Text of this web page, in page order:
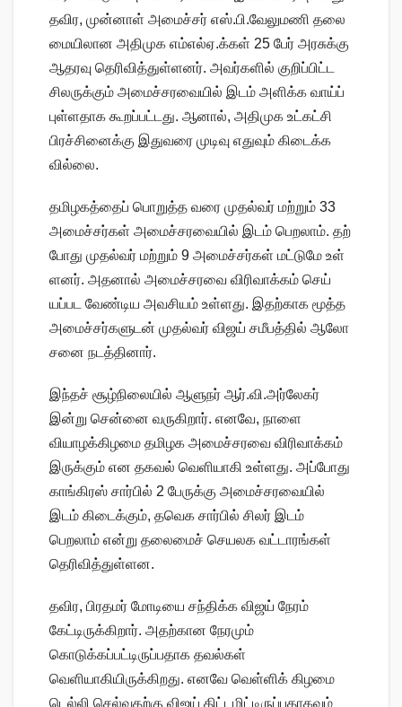
தவிர, முன்​னாள் அமைச்​சர் எஸ்​.பி.வேலுமணி தலை​
மையி​லான அதி​முக எம்​எல்​ஏ.க்​கள் 25 பேர் அரசுக்கு
ஆதரவு தெரி​வித்​துள்​ளனர். அவர்​களில் குறிப்​பிட்ட
சிலருக்​கும் அமைச்​சர​வை​யில் இடம் அளிக்க வாய்ப்​
புள்​ள​தாக கூறப்​பட்​டது. ஆனால், அதி​முக உட்​கட்சி
பிரச்​சினைக்கு இது​வரை முடிவு எது​வும் கிடைக்​க​
வில்​லை.
தமிழகத்​தைப் பொறுத்த வரை முதல்​வர் மற்​றும் 33
அமைச்​சர்​கள் அமைச்​சர​வை​யில் இடம் பெறலாம். தற்​
போது முதல்​வர் மற்​றும் 9 அமைச்​சர்​கள் மட்​டுமே உள்​
ளனர். அதனால் அமைச்​சரவை விரி​வாக்​கம் செய்​
யப்பட வேண்​டிய அவசி​யம் உள்​ளது. இதற்​காக மூத்த
அமைச்​சர்​களு​டன் முதல்​வர் விஜய் சமீபத்​தில் ஆலோ​
சனை நடத்​தி​னார்.
இந்​தச் சூழ்​நிலை​யில் ஆளுநர் ஆர்​.​வி.அர்​லேகர்
இன்று சென்னை வரு​கிறார். எனவே, நாளை
வியாழக்​கிழமை தமிழக அமைச்​சரவை விரி​வாக்​கம்
இருக்​கும் என தகவல் வெளி​யாகி உள்​ளது. அப்​போது
காங்​கிரஸ் சார்​பில் 2 பேருக்கு அமைச்​சர​வை​யில்
இடம் கிடைக்​கும், தவெக சார்​பில் சிலர் இடம்
பெறலாம் என்று தலை​மைச் செயல​க வட்​டாரங்​கள்​
தெரி​வித்​துள்​ளன.
தவிர, பிரதமர் மோடியை சந்திக்க விஜய் நேரம்
கேட்டிருக்கிறார். அதற்கான நேரமும்
கொடுக்கப்பட்டிருப்பதாக தவல்கள்
வெளியாகியிருக்கிறது. எனவே வெள்ளிக் கிழமை
டெல்லி செல்வதற்கு விஜய் திட்டமிட்டிருப்பதாகவும்